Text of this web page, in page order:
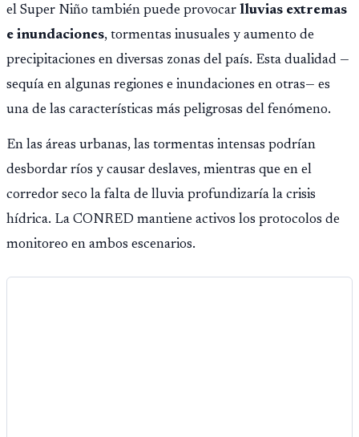
el Super Niño también puede provocar lluvias extremas
e inundaciones, tormentas inusuales y aumento de
precipitaciones en diversas zonas del país. Esta dualidad —
sequía en algunas regiones e inundaciones en otras— es
una de las características más peligrosas del fenómeno.
En las áreas urbanas, las tormentas intensas podrían
desbordar ríos y causar deslaves, mientras que en el
corredor seco la falta de lluvia profundizaría la crisis
hídrica. La CONRED mantiene activos los protocolos de
monitoreo en ambos escenarios.